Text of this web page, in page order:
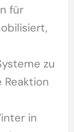
für
zu
Reaktion
in